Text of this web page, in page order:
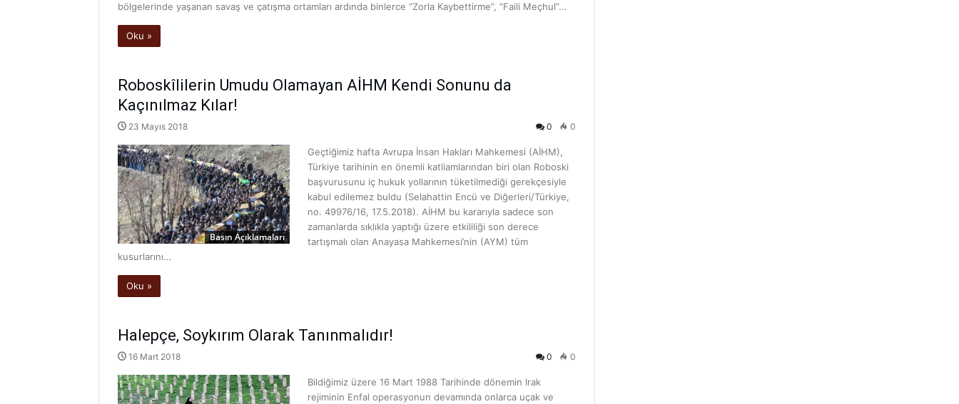
bölgelerinde yaşanan savaş ve çatışma ortamları ardında binlerce “Zorla Kaybettirme”, “Faili Meçhul”…
Oku »
Roboskîlilerin Umudu Olamayan AİHM Kendi Sonunu da
Kaçınılmaz Kılar!
23 Mayıs 2018 0 0
Basın Açıklamaları
Geçtiğimiz hafta Avrupa İnsan Hakları Mahkemesi (AİHM),
Türkiye tarihinin en önemli katliamlarından biri olan Roboski
başvurusunu iç hukuk yollarının tüketilmediği gerekçesiyle
kabul edilemez buldu (Selahattin Encü ve Diğerleri/Türkiye,
no. 49976/16, 17.5.2018). AİHM bu kararıyla sadece son
zamanlarda sıklıkla yaptığı üzere etkililiği son derece
tartışmalı olan Anayasa Mahkemesi’nin (AYM) tüm
kusurlarını…
Oku »
Halepçe, Soykırım Olarak Tanınmalıdır!
16 Mart 2018 0 0
Bildiğimiz üzere 16 Mart 1988 Tarihinde dönemin Irak
rejiminin Enfal operasyonun devamında onlarca uçak ve